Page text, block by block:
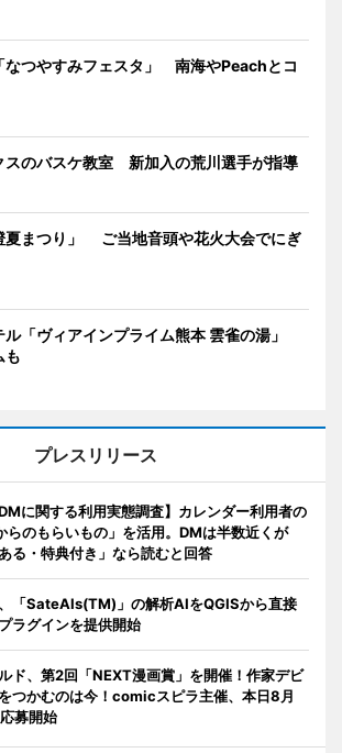
なつやすみフェスタ」 南海やPeachとコ
スのバスケ教室 新加入の荒川選手が指導
夏まつり」 ご当地音頭や花火大会でにぎ
ル「ヴィアインプライム熊本 雲雀の湯」
も
プレスリリース
に関する利用実態調査】カレンダー利用者の
らのもらいもの」を活用。DMは半数近くが
る・特典付き」なら読むと回答
「SateAIs(TM)」の解析AIをQGISから直接
ラグインを提供開始
ド、第2回「NEXT漫画賞」を開催！作家デビ
つかむのは今！comicスピラ主催、本日8月
募開始